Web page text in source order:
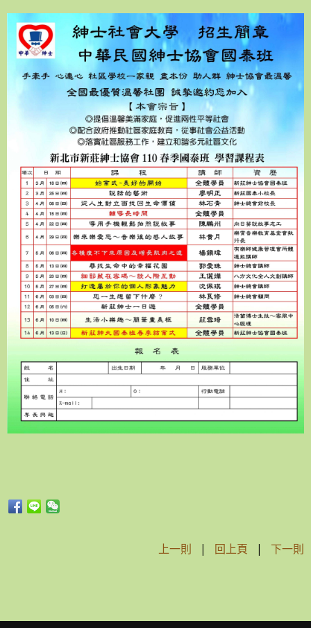
上一則 | 回上頁 | 下一則